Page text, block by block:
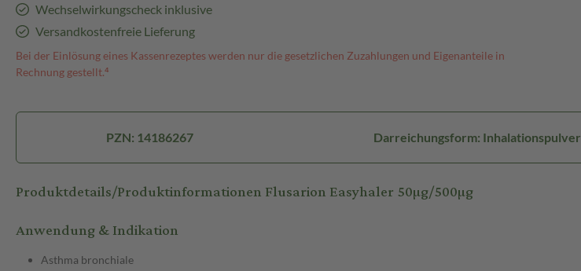
Wechselwirkungscheck inklusive
Versandkostenfreie Lieferung
Bei der Einlösung eines Kassenrezeptes werden nur die gesetzlichen Zuzahlungen und Eigenanteile in
Rechnung gestellt.⁴
PZN: 14186267 Darreichungsform: Inhalationspulver
Produktdetails/Produktinformationen Flusarion Easyhaler 50µg/500µg
Anwendung & Indikation
Asthma bronchiale